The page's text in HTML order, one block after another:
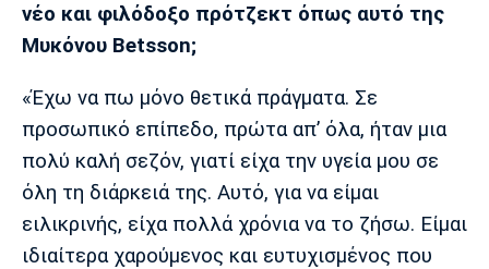
νέο και φιλόδοξο πρότζεκτ όπως αυτό της
Μυκόνου Betsson;
«Έχω να πω μόνο θετικά πράγματα. Σε
προσωπικό επίπεδο, πρώτα απ’ όλα, ήταν μια
πολύ καλή σεζόν, γιατί είχα την υγεία μου σε
όλη τη διάρκειά της. Αυτό, για να είμαι
ειλικρινής, είχα πολλά χρόνια να το ζήσω. Είμαι
ιδιαίτερα χαρούμενος και ευτυχισμένος που